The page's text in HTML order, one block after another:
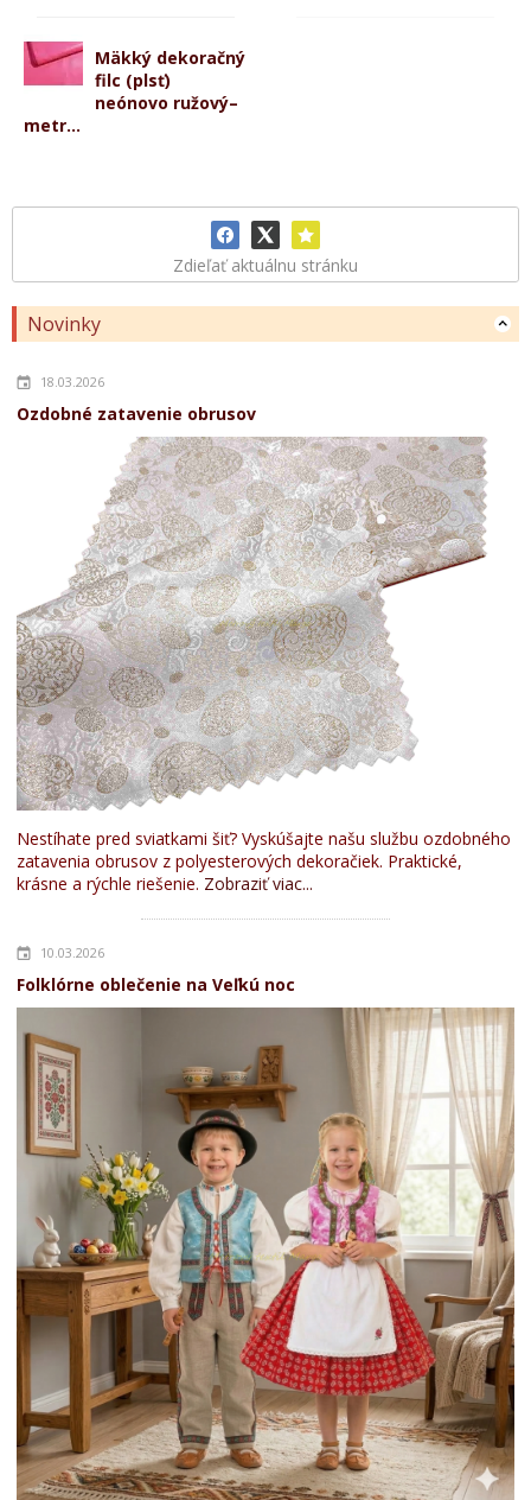
Mäkký dekoračný
filc (plsť)
neónovo ružový–
metr...
Zdieľať aktuálnu stránku
Novinky
18.03.2026
Ozdobné zatavenie obrusov
Nestíhate pred sviatkami šiť? Vyskúšajte našu službu ozdobného
zatavenia obrusov z polyesterových dekoračiek. Praktické,
krásne a rýchle riešenie. Zobraziť viac...
10.03.2026
Folklórne oblečenie na Veľkú noc